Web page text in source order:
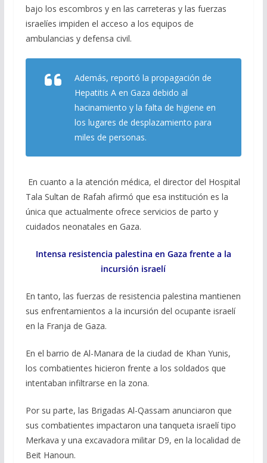
bajo los escombros y en las carreteras y las fuerzas
israelíes impiden el acceso a los equipos de
ambulancias y defensa civil.
Además, reportó la propagación de
Hepatitis A en Gaza debido al
hacinamiento y la falta de higiene en
los lugares de desplazamiento para
miles de personas.
En cuanto a la atención médica, el director del Hospital
Tala Sultan de Rafah afirmó que esa institución es la
única que actualmente ofrece servicios de parto y
cuidados neonatales en Gaza.
Intensa resistencia palestina en Gaza frente a la
incursión israelí
En tanto, las fuerzas de resistencia palestina mantienen
sus enfrentamientos a la incursión del ocupante israelí
en la Franja de Gaza.
En el barrio de Al-Manara de la ciudad de Khan Yunis,
los combatientes hicieron frente a los soldados que
intentaban infiltrarse en la zona.
Por su parte, las Brigadas Al-Qassam anunciaron que
sus combatientes impactaron una tanqueta israelí tipo
Merkava y una excavadora militar D9, en la localidad de
Beit Hanoun.